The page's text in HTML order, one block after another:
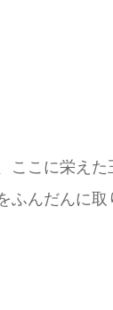
ここに栄え
ふんだんに